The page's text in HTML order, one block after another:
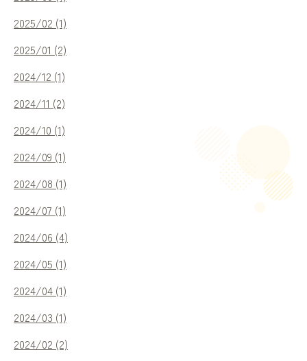
2025/02 (1)
2025/01 (2)
2024/12 (1)
2024/11 (2)
2024/10 (1)
2024/09 (1)
2024/08 (1)
2024/07 (1)
2024/06 (4)
2024/05 (1)
2024/04 (1)
2024/03 (1)
2024/02 (2)